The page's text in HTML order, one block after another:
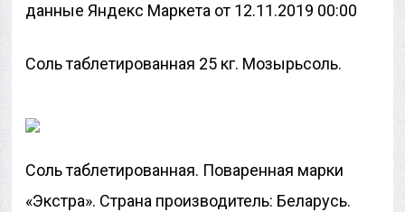
данные Яндекс Маркета от 12.11.2019 00:00
Соль таблетированная 25 кг. Мозырьсоль.
Соль таблетированная. Поваренная марки
«Экстра». Страна производитель: Беларусь.